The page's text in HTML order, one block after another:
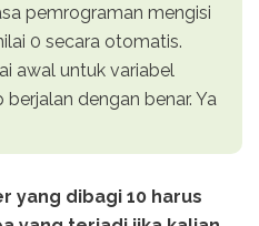
pemrograman mengisi
0 secara otomatis.
awal untuk variabel
dengan benar. Ya
yang dibagi 10 harus